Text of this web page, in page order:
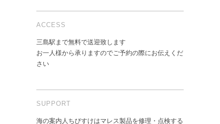
ACCESS
三島駅まで無料で送迎致します
お一人様から承りますのでご予約の際にお伝えくだ
さい
SUPPORT
海の案内人ちびすけはマレス製品を修理・点検する